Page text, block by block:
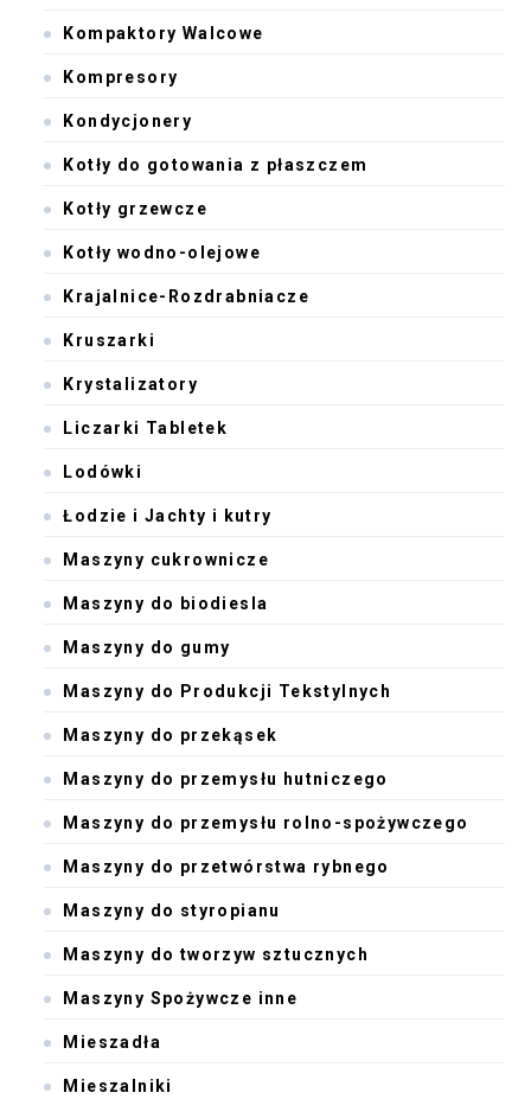
Kompaktory Walcowe
Kompresory
Kondycjonery
Kotły do gotowania z płaszczem
Kotły grzewcze
Kotły wodno-olejowe
Krajalnice-Rozdrabniacze
Kruszarki
Krystalizatory
Liczarki Tabletek
Lodówki
Łodzie i Jachty i kutry
Maszyny cukrownicze
Maszyny do biodiesla
Maszyny do gumy
Maszyny do Produkcji Tekstylnych
Maszyny do przekąsek
Maszyny do przemysłu hutniczego
Maszyny do przemysłu rolno-spożywczego
Maszyny do przetwórstwa rybnego
Maszyny do styropianu
Maszyny do tworzyw sztucznych
Maszyny Spożywcze inne
Mieszadła
Mieszalniki